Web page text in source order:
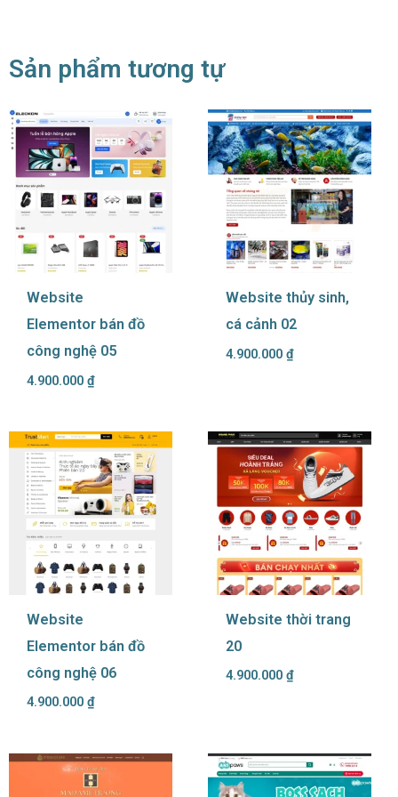
Sản phẩm tương tự
Website
Elementor bán đồ
công nghệ 05
4.900.000 ₫
Website thủy sinh,
cá cảnh 02
4.900.000 ₫
Website
Elementor bán đồ
công nghệ 06
4.900.000 ₫
Website thời trang
20
4.900.000 ₫